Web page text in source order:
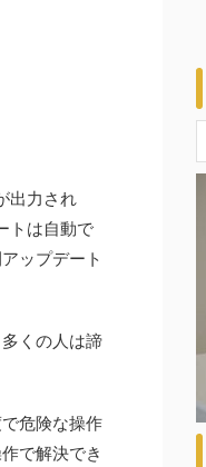
出力され
トは自動で
ップデート
くの人は諦
危険な操作
で解決でき